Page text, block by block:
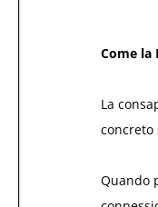
Come la
La
Quando